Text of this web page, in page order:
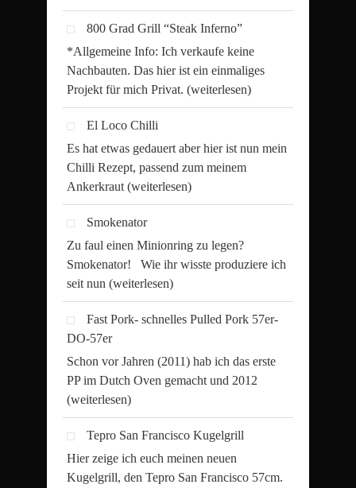
800 Grad Grill “Steak Inferno”
*Allgemeine Info: Ich verkaufe keine
Nachbauten. Das hier ist ein einmaliges
Projekt für mich Privat. (weiterlesen)
El Loco Chilli
Es hat etwas gedauert aber hier ist nun mein
Chilli Rezept, passend zum meinem
Ankerkraut (weiterlesen)
Smokenator
Zu faul einen Minionring zu legen?
Smokenator! Wie ihr wisste produziere ich
seit nun (weiterlesen)
Fast Pork- schnelles Pulled Pork 57er-
DO-57er
Schon vor Jahren (2011) hab ich das erste
PP im Dutch Oven gemacht und 2012
(weiterlesen)
Tepro San Francisco Kugelgrill
Hier zeige ich euch meinen neuen
Kugelgrill, den Tepro San Francisco 57cm.